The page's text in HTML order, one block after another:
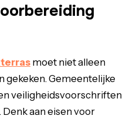
moet niet alleen
gekeken. Gemeentelijke
veiligheidsvoorschriften
aan eisen voor